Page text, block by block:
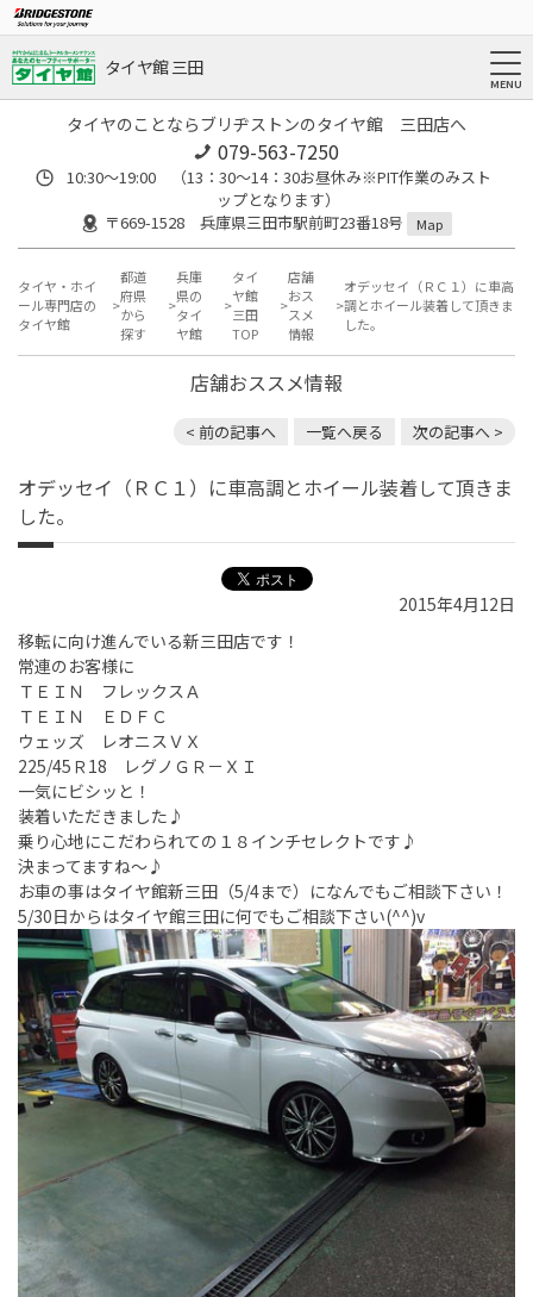
タイヤ館 三田
タイヤのことならブリヂストンのタイヤ館 三田店へ
079-563-7250
10:30～19:00 （13：30～14：30お昼休み※PIT作業のみスト
ップとなります）
〒669-1528 兵庫県三田市駅前町23番18号
Map
タイヤ・ホイ
ール専門店の
タイヤ館
都道
府県
から
探す
兵庫
県の
タイ
ヤ館
タイ
ヤ館
三田
TOP
店舗
おス
スメ
情報
オデッセイ（ＲＣ１）に車高
調とホイール装着して頂きま
した。
店舗おススメ情報
< 前の記事へ 一覧へ戻る 次の記事へ >
オデッセイ（ＲＣ１）に車高調とホイール装着して頂きま
した。
2015年4月12日
移転に向け進んでいる新三田店です！
常連のお客様に
ＴＥＩＮ フレックスＡ
ＴＥＩＮ ＥＤＦＣ
ウェッズ レオニスＶＸ
225/45Ｒ18 レグノＧＲ－ＸＩ
一気にビシッと！
装着いただきました♪
乗り心地にこだわられての１８インチセレクトです♪
決まってますね～♪
お車の事はタイヤ館新三田（5/4まで）になんでもご相談下さい！
5/30日からはタイヤ館三田に何でもご相談下さい(^^)v